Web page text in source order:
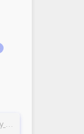
每日一学：PHP 中的 array_replace_recursive 函数详解